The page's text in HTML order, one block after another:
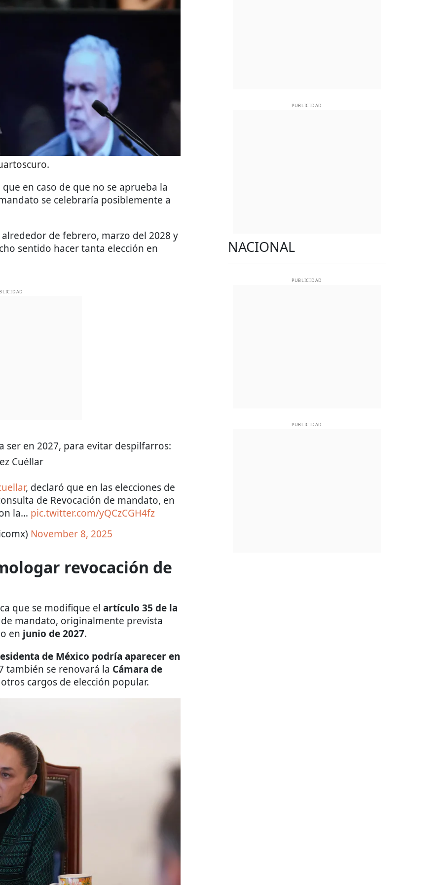
en caso de que no se aprueba la
se celebraría posiblemente a
de febrero, marzo del 2028 y
sentido hacer tanta elección en
en 2027, para evitar despilfarros:
Cuéllar
, declaró que en las elecciones de
de Revocación de mandato, en
la… pic.twitter.com/yQCzCGH4fz
November 8, 2025
revocación de
que se modifique el artículo 35 de la
mandato, originalmente prevista
en junio de 2027.
de México podría aparecer en
también se renovará la Cámara de
cargos de elección popular.
PUBLICIDAD
NACIONAL
PUBLICIDAD
PUBLICIDAD